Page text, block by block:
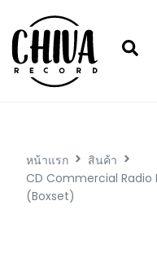
หน้าแรก
สินค้า
CD Commercial Radio
(Boxset)